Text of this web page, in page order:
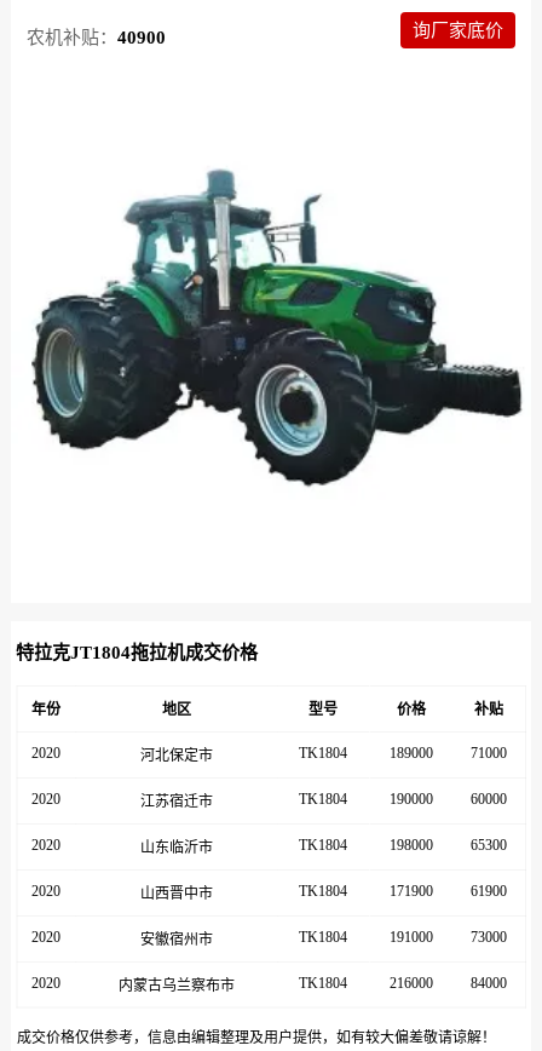
农机补贴： 40900 询厂家底价
特拉克JT1804拖拉机成交价格
年份 地区 型号 价格 补贴
2020 河北保定市 TK1804 189000 71000
2020 江苏宿迁市 TK1804 190000 60000
2020 山东临沂市 TK1804 198000 65300
2020 山西晋中市 TK1804 171900 61900
2020 安徽宿州市 TK1804 191000 73000
2020 内蒙古乌兰察布市 TK1804 216000 84000
成交价格仅供参考，信息由编辑整理及用户提供，如有较大偏差敬请谅解！